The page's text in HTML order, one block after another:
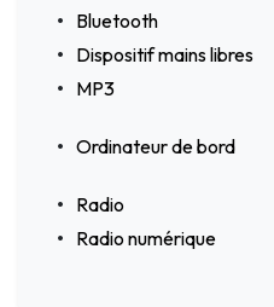
Bluetooth
Dispositif mains libres
MP3
Ordinateur de bord
Radio
Radio numérique